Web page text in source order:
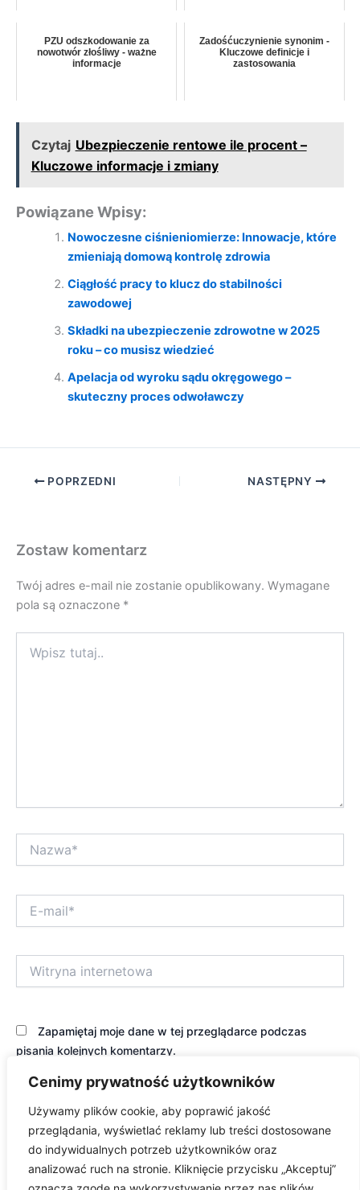
Cenimy prywatność użytkowników
Używamy plików cookie, aby poprawić jakość
przeglądania, wyświetlać reklamy lub treści dostosowane
do indywidualnych potrzeb użytkowników oraz
analizować ruch na stronie. Kliknięcie przycisku „Akceptuj”
PZU odszkodowanie za
nowotwór złośliwy - ważne
informacje
Zadośćuczynienie synonim -
Kluczowe definicje i
zastosowania
Czytaj Ubezpieczenie rentowe ile procent –
Kluczowe informacje i zmiany
Powiązane Wpisy:
Nowoczesne ciśnieniomierze: Innowacje, które
zmieniają domową kontrolę zdrowia
Ciągłość pracy to klucz do stabilności
zawodowej
Składki na ubezpieczenie zdrowotne w 2025
roku – co musisz wiedzieć
Apelacja od wyroku sądu okręgowego –
skuteczny proces odwoławczy
POPRZEDNI NASTĘPNY
Zostaw komentarz
Twój adres e-mail nie zostanie opublikowany. Wymagane
pola są oznaczone *
tutaj..
mail*
internetowa
Zapamiętaj moje dane w tej przeglądarce podczas
pisania kolejnych komentarzy.